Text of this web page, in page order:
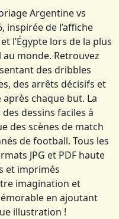
Argentine vs
inspirée de l’affiche
l’Égypte lors de la plus
monde. Retrouvez
des dribbles
des arrêts décisifs et
chaque but. La
dessins faciles à
des scènes de match
de football. Tous les
JPG et PDF haute
et imprimés
imagination et
en ajoutant
illustration !